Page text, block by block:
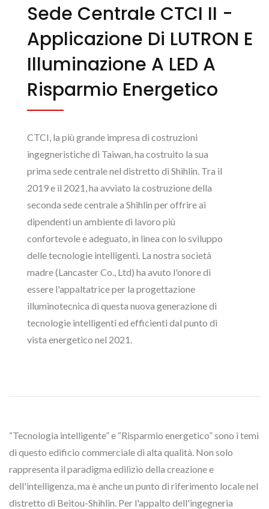
Sede Centrale CTCI II -
Applicazione Di LUTRON E
Illuminazione A LED A
Risparmio Energetico
CTCI, la più grande impresa di costruzioni
ingegneristiche di Taiwan, ha costruito la sua
prima sede centrale nel distretto di Shihlin. Tra il
2019 e il 2021, ha avviato la costruzione della
seconda sede centrale a Shihlin per offrire ai
dipendenti un ambiente di lavoro più
confortevole e adeguato, in linea con lo sviluppo
delle tecnologie intelligenti. La nostra società
madre (Lancaster Co., Ltd) ha avuto l'onore di
essere l'appaltatrice per la progettazione
illuminotecnica di questa nuova generazione di
tecnologie intelligenti ed efficienti dal punto di
vista energetico nel 2021.
“Tecnologia intelligente” e “Risparmio energetico” sono i temi
di questo edificio commerciale di alta qualità. Non solo
rappresenta il paradigma edilizio della creazione e
dell'intelligenza, ma è anche un punto di riferimento locale nel
distretto di Beitou-Shihlin. Per l'appalto dell'ingegneria